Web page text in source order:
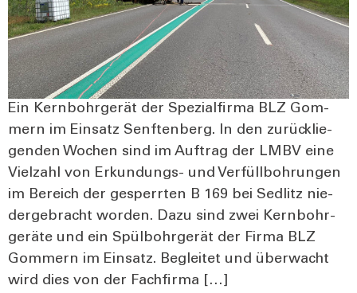
Ein Kern­bohr­ge­rät der Spe­zi­al­fir­ma BLZ Gom­
mern im Ein­satz Senf­ten­berg. In den zurück­lie­
gen­den Wochen sind im Auf­trag der LMBV eine
Viel­zahl von Erkun­­dungs- und Ver­füll­boh­run­gen
im Bereich der gesperr­ten B 169 bei Sedlitz nie­
der­ge­bracht wor­den. Dazu sind zwei Kern­bohr­
ge­rä­te und ein Spül­bohr­ge­rät der Fir­ma BLZ
Gom­mern im Ein­satz. Beglei­tet und über­wacht
wird dies von der Fach­fir­ma […]